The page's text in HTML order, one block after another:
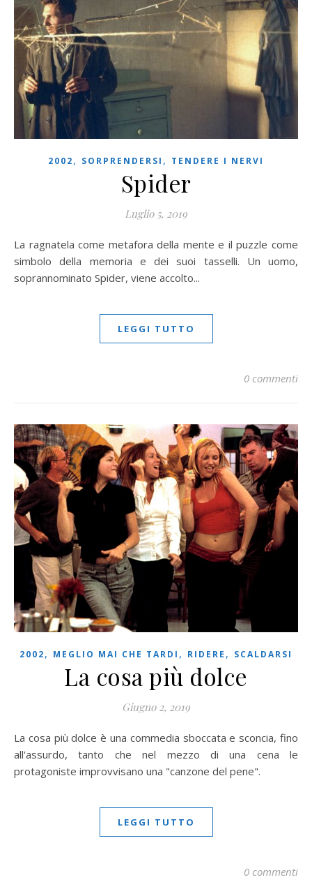
2002, SORPRENDERSI , TENDERE I NERVI
Spider
Luglio 5, 2019
La ragnatela come metafora della mente e il puzzle come
simbolo della memoria e dei suoi tasselli. Un uomo,
soprannominato Spider, viene accolto...
LEGGI TUTTO
0 commenti
2002, MEGLIO MAI CHE TARDI , RIDERE , SCALDARSI
La cosa più dolce
Giugno 2, 2019
La cosa più dolce è una commedia sboccata e sconcia, fino
all'assurdo, tanto che nel mezzo di una cena le
protagoniste improvvisano una "canzone del pene".
LEGGI TUTTO
0 commenti